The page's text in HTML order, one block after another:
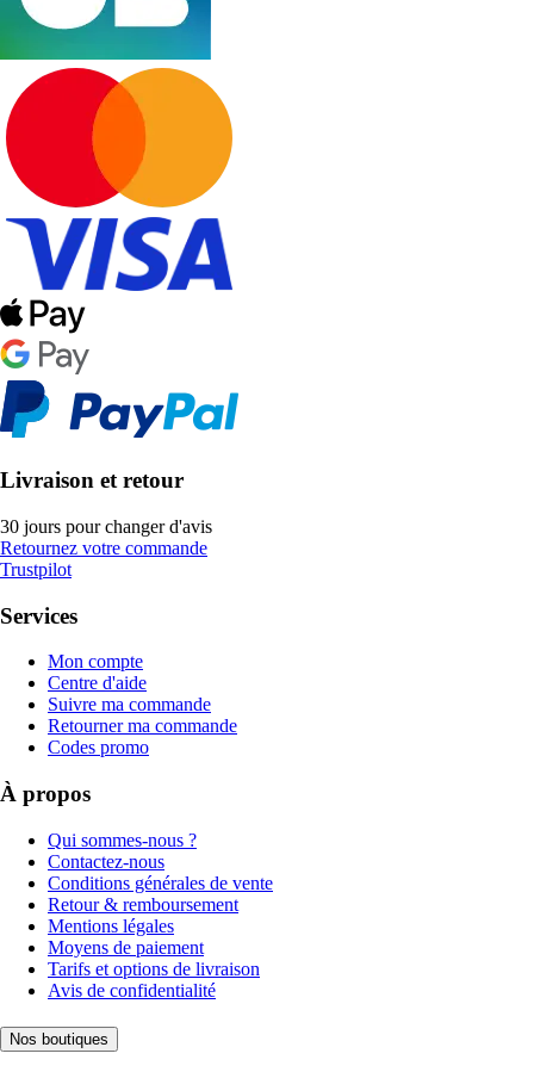
Livraison et retour
30 jours pour changer d'avis
Retournez votre commande
Trustpilot
Services
Mon compte
Centre d'aide
Suivre ma commande
Retourner ma commande
Codes promo
À propos
Qui sommes-nous ?
Contactez-nous
Conditions générales de vente
Retour & remboursement
Mentions légales
Moyens de paiement
Tarifs et options de livraison
Avis de confidentialité
Nos boutiques